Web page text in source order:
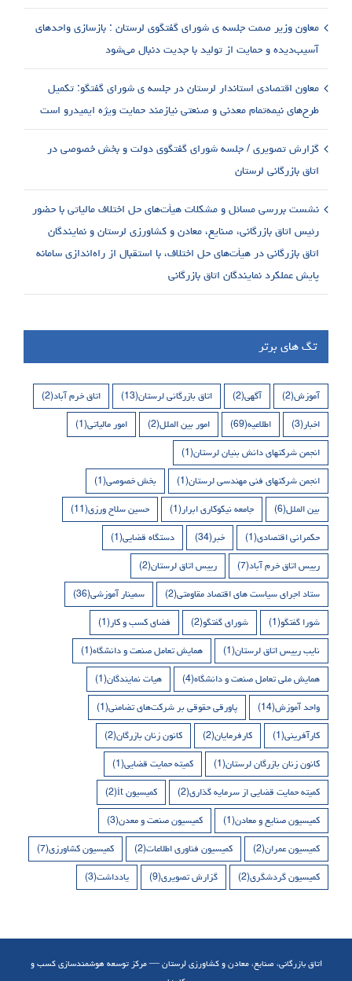
معاون وزیر صمت جلسه ی شورای گفتگوی لرستان : بازسازی واحدهای
آسیب‌دیده و حمایت از تولید با جدیت دنبال می‌شود
معاون اقتصادی استاندار لرستان در جلسه ی شورای گفتگو: تکمیل
طرح‌های نیمه‌تمام معدنی و صنعتی نیازمند حمایت ویژه ایمیدرو است
گزارش تصویری / جلسه شورای گفتگوی دولت و بخش خصوصی در
اتاق بازرگانی لرستان
نشست بررسی مسائل و مشکلات هیأت‌های حل اختلاف مالیاتی با حضور
رئیس اتاق بازرگانی، صنایع، معادن و کشاورزی لرستان و نمایندگان
اتاق بازرگانی در هیأت‌های حل اختلاف، با استقبال از راه‌اندازی سامانه
پایش عملکرد نمایندگان اتاق بازرگانی
تگ های برتر
آموزش(2) آگهی(2) اتاق بازرگانی لرستان(13) اتاق خرم آباد(2)
اخبار(3) اطلاعیه(69) امور بین الملل(2) امور مالیاتی(1)
انجمن شرکتهای دانش بنیان لرستان(1)
انجمن شرکتهای فنی مهندسی لرستان(1) بخش خصوصی(1)
بین الملل(6) جامعه نیکوکاری ابرار(1) حسین سلاح ورزی(11)
حکمرانی اقتصادی(1) خبر(34) دستگاه قضایی(1)
رییس اتاق خرم آباد(7) رییس اتاق لرستان(2)
ستاد اجرای سیاست های اقتصاد مقاومتی(2) سمینار آموزشی(36)
شورا گفتگو(1) شورای گفتگو(2) فضای کسب و کار(1)
نایب رییس اتاق لرستان(1) همایش تعامل صنعت و دانشگاه(1)
همایش ملی تعامل صنعت و دانشگاه(4) هیات نمایندگان(1)
واحد آموزش(14) پاورقی حقوقی بر شرکت‌های تضامنی(1)
کارآفرینی(1) کارفرمایان(2) کانون زنان بازرگان(2)
کانون زنان بازرگان لرستان(1) کمیته حمایت قضایی(1)
کمیته حمایت قضایی از سرمایه گذاری(2) کمیسیون it (2)
کمیسیون صنایع و معادن(1) کمیسیون صنعت و معدن(3)
کمیسیون عمران(2) کمیسیون فناوری اطلاعات(2) کمیسیون کشاورزی(7)
کمیسیون گردشگری(2) گزارش تصویری(9) یادداشت(3)
اتاق بازرگانی، صنایع، معادن و کشاورزی لرستان — مرکز توسعه هوشمندسازی کسب و